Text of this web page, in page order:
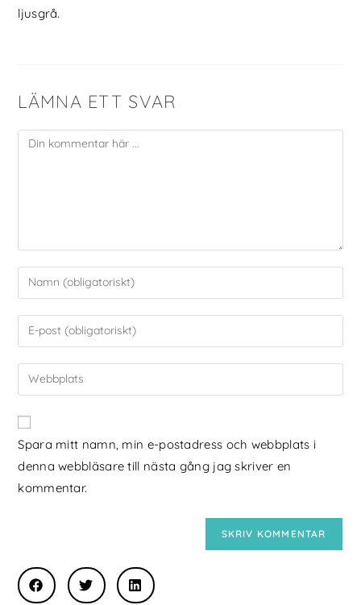
ljusgrå.
LÄMNA ETT SVAR
Spara mitt namn, min e-postadress och webbplats i
denna webbläsare till nästa gång jag skriver en
kommentar.